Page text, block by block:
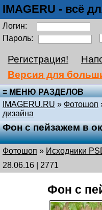
IMAGERU - всё
Логин:
Пароль:
Регистрация!
Версия для
≡ МЕНЮ РАЗДЕЛОВ
IMAGERU.RU » Фотошоп
дизайна
Фон с пейзажем в
Фотошоп » Исходники
28.06.16 | 2771
Фон с